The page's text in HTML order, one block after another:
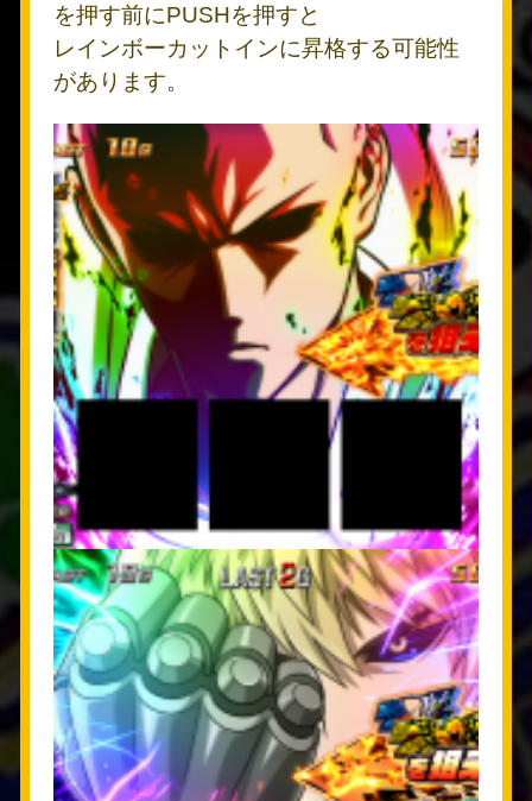
を押す前にPUSHを押すと
レインボーカットインに昇格する可能性
があります。